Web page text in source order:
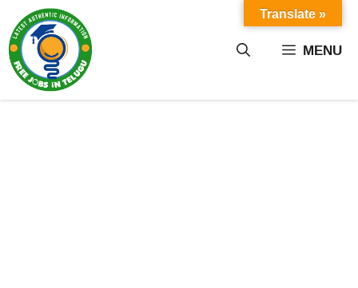
content MENU
Translate »